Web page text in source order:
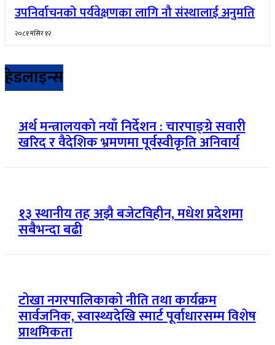
उपनिर्वाचनको पर्यवेक्षणका लागि नौ संस्थालाई अनुमति
२०८१ मंसिर १२
हेडलाइन्स
अर्थ मन्त्रालयको नयाँ निर्देशन : चारपाङ्ग्रे सवारी
खरिद र वैदेशिक भ्रमणमा पूर्वस्वीकृति अनिवार्य
१३ स्थानीय तह अझै बजेटविहीन, मधेश प्रदेशमा
सबैभन्दा बढी
टोखा नगरपालिकाको नीति तथा कार्यक्रम
सार्वजनिक, स्वास्थ्यदेखि स्मार्ट पूर्वाधारसम्म विशेष
प्राथमिकता